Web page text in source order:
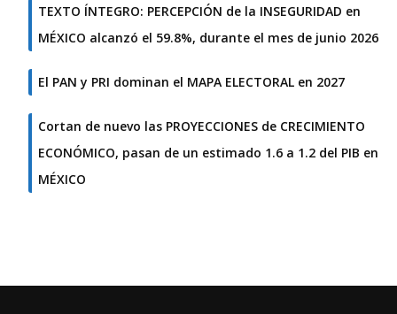
TEXTO ÍNTEGRO: PERCEPCIÓN de la INSEGURIDAD en
MÉXICO alcanzó el 59.8%, durante el mes de junio 2026
El PAN y PRI dominan el MAPA ELECTORAL en 2027
Cortan de nuevo las PROYECCIONES de CRECIMIENTO
ECONÓMICO, pasan de un estimado 1.6 a 1.2 del PIB en
MÉXICO